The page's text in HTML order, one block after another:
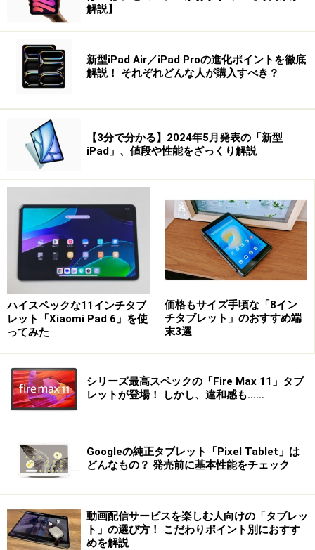
ディスプレイ：10.1型ワイド(タッチパネル・IPS)
OS：Windows 8 32ビット版
CPU：インテル Atom Z2760 (1.50-1.80GHz)
メモリ：2GB
HDD：SSD 約64GB
ドライブ：なし
公式HP：
http://www.fujitsu-webmart.com/pc/ui011?
※データは記事公開時点のものです。
い。
【編集部おすすめの購入サイト】
Amazonで人気のタブレット PC をチェック！
解説】
新型iPad Air／iPad Proの進化ポイントを徹底
解説！ それぞれどんな人が購入すべき？
【3分で分かる】2024年5月発表の「新型
iPad」、値段や性能をざっくり解説
ハイスペックな11インチタブ
レット「Xiaomi Pad 6」を使
ってみた
価格もサイズ手頃な「8イン
チタブレット」のおすすめ端
末3選
シリーズ最高スペックの「Fire Max 11」タブ
レットが登場！ しかし、違和感も……
Googleの純正タブレット「Pixel Tablet」は
どんなもの？ 発売前に基本性能をチェック
動画配信サービスを楽しむ人向けの「タブレッ
ト」の選び方！ こだわりポイント別におすす
めを解説